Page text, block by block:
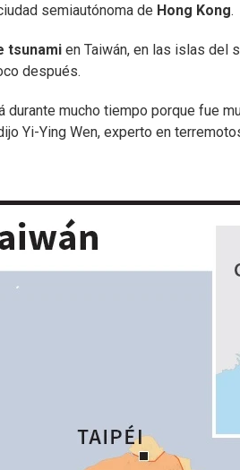
semiautónoma de Hong Kong.
tsunami en Taiwán, en las islas del
después.
mucho tiempo porque fue
Yi-Ying Wen, experto en